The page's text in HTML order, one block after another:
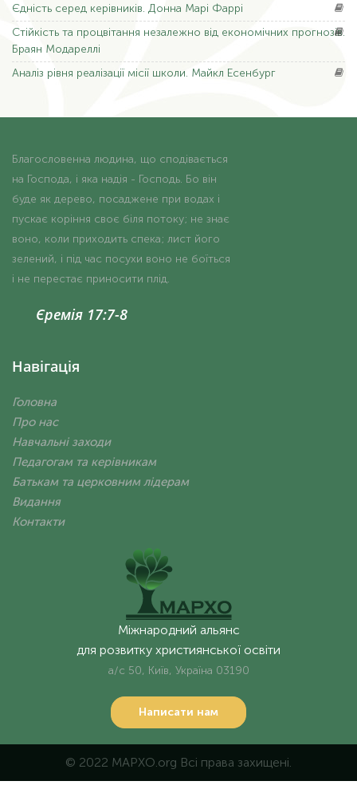
Єдність серед керівників. Донна Марі Фаррі
Стійкість та процвітання незалежно від економічних прогнозів.
Браян Модареллі
Аналіз рівня реалізації місії школи. Майкл Есенбург
Благословенна людина, що сподівається
на Господа, і яка надія - Господь. Бо він
буде як дерево, посаджене при водах і
пускає коріння своє біля потоку; не знає
воно, коли приходить спека; лист його
зелений, і під час посухи воно не боїться
і не перестає приносити плід.
Єремія 17:7-8
Навігація
Головна
Про нас
Навчальні заходи
Педагогам та керівникам
Батькам та церковним лідерам
Видання
Контакти
Міжнародний альянс
для розвитку християнської освіти
а/с 50, Київ, Україна 03190
Написати нам
© 2022 MAPXO.org Всі права захищені.